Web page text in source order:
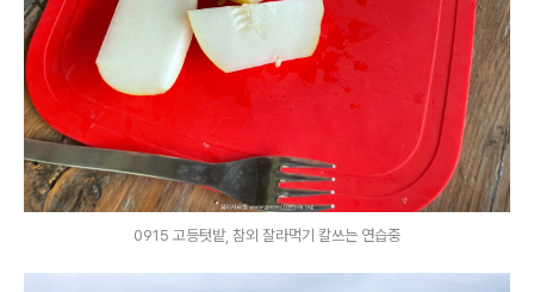
0915 고등텃밭, 참외 잘라먹기 칼쓰는 연습중